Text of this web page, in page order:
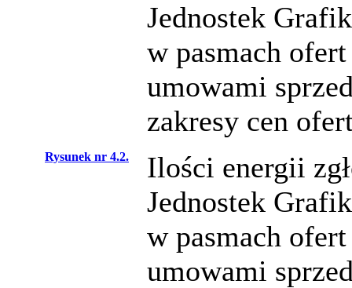
Jednostek
w pasmach
umowami
zakresy cen
Rysunek nr 4.2.
Ilości energii
Jednostek
w pasmach
umowami